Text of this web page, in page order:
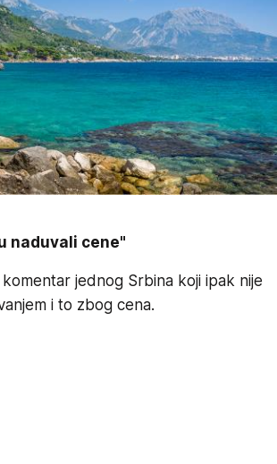
naduvali cene"
jednog Srbina koji ipak nije
i to zbog cena.